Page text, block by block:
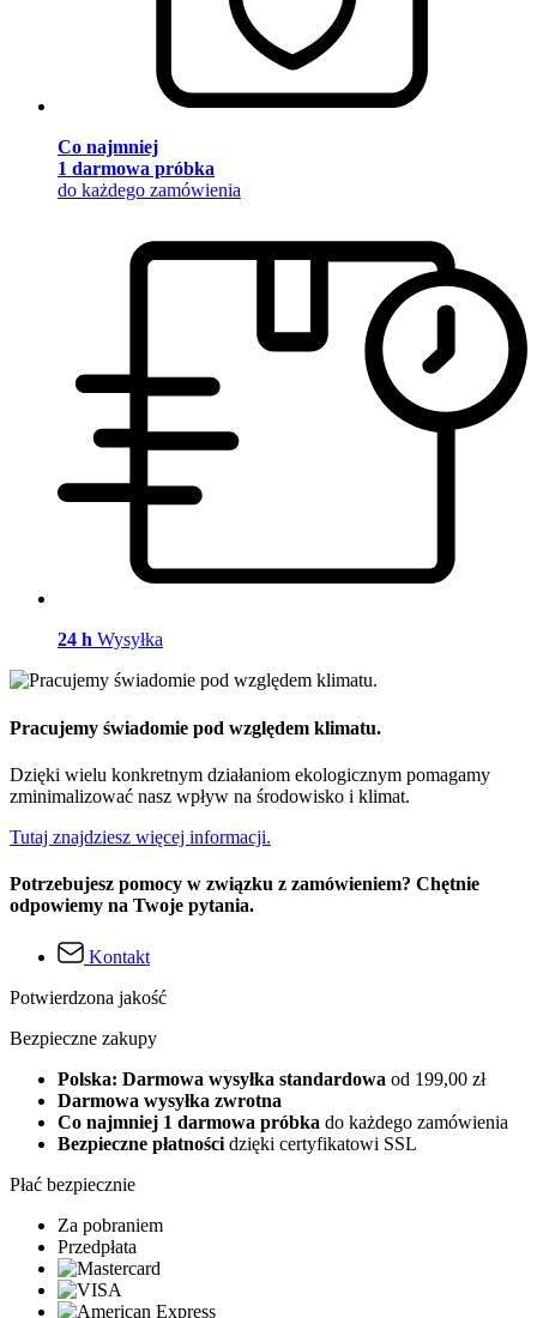
Co najmniej
1 darmowa próbka
do każdego zamówienia
24 h Wysyłka
Pracujemy świadomie pod względem klimatu.
Dzięki wielu konkretnym działaniom ekologicznym pomagamy
zminimalizować nasz wpływ na środowisko i klimat.
Tutaj znajdziesz więcej informacji.
Potrzebujesz pomocy w związku z zamówieniem? Chętnie
odpowiemy na Twoje pytania.
Kontakt
Potwierdzona jakość
Bezpieczne zakupy
Polska: Darmowa wysyłka standardowa od 199,00 zł
Darmowa wysyłka zwrotna
Co najmniej 1 darmowa próbka do każdego zamówienia
Bezpieczne płatnościdzięki certyfikatowi SSL
Płać bezpiecznie
Za pobraniem
Przedpłata